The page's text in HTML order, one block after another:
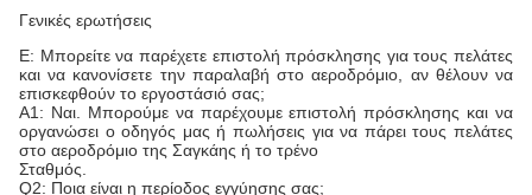
Γενικές ερωτήσεις
Ε: Μπορείτε να παρέχετε επιστολή πρόσκλησης για τους πελάτες
και να κανονίσετε την παραλαβή στο αεροδρόμιο, αν θέλουν να
επισκεφθούν το εργοστάσιό σας;
Α1: Ναι. Μπορούμε να παρέχουμε επιστολή πρόσκλησης και να
οργανώσει ο οδηγός μας ή πωλήσεις για να πάρει τους πελάτες
στο αεροδρόμιο της Σαγκάης ή το τρένο
Σταθμός.
Q2: Ποια είναι η περίοδος εγγύησης σας;